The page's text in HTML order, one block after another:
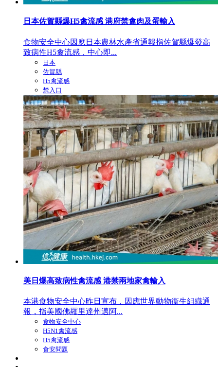
日本佐賀縣爆H5禽流感 港府禁禽肉及蛋輸入
食物安全中心因應日本農林水產省通報指佐賀縣爆發高
致病性H5禽流感，中心即...
日本
佐賀縣
H5禽流感
禁入口
美日爆高致病性禽流感 港禁兩地家禽輸入
本港食物安全中心昨日宣布，因應世界動物衞生組織通
報，指美國佛羅里達州邁阿...
食物安全中心
H5N1禽流感
H5禽流感
食安問題